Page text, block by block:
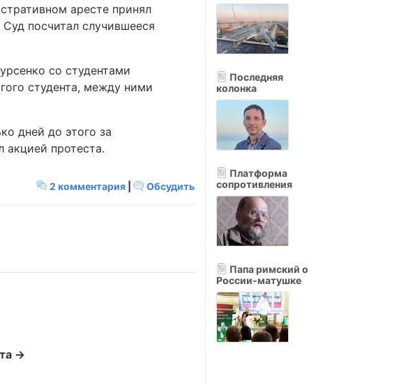
аресте принял
посчитал случившееся
со студентами
студента, между ними
дней до этого за
акцией протеста.
2 комментария Обсудить
→
Последняя
колонка
Платформа
сопротивления
Папа римский о
России-матушке